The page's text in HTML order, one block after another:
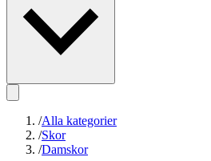
/Alla kategorier
/Skor
/Damskor